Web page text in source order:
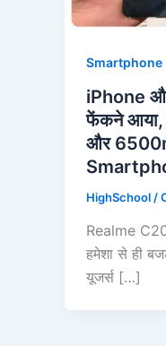
Smartphone
iPhone
फेंकने आया,
और
HighSchool /
Realme
हमेशा से ही
यूजर्स […]